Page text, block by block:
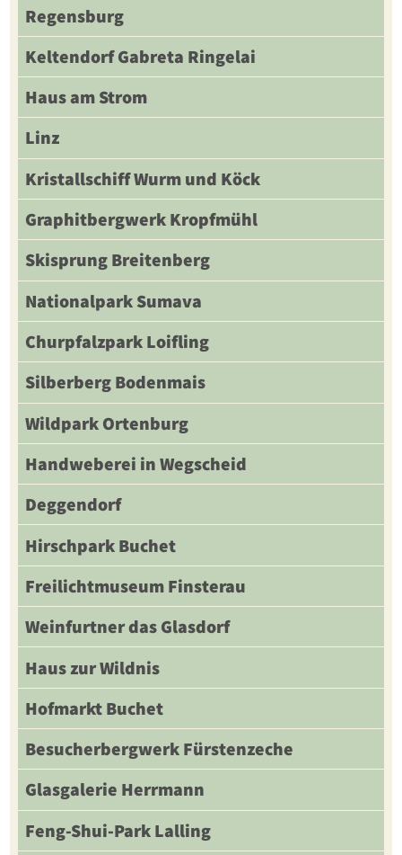
Regensburg
Keltendorf Gabreta Ringelai
Haus am Strom
Linz
Kristallschiff Wurm und Köck
Graphitbergwerk Kropfmühl
Skisprung Breitenberg
Nationalpark Sumava
Churpfalzpark Loifling
Silberberg Bodenmais
Wildpark Ortenburg
Handweberei in Wegscheid
Deggendorf
Hirschpark Buchet
Freilichtmuseum Finsterau
Weinfurtner das Glasdorf
Haus zur Wildnis
Hofmarkt Buchet
Besucherbergwerk Fürstenzeche
Glasgalerie Herrmann
Feng-Shui-Park Lalling